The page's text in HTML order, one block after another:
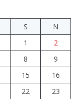
S
N
1
2
8
9
15
16
22
23